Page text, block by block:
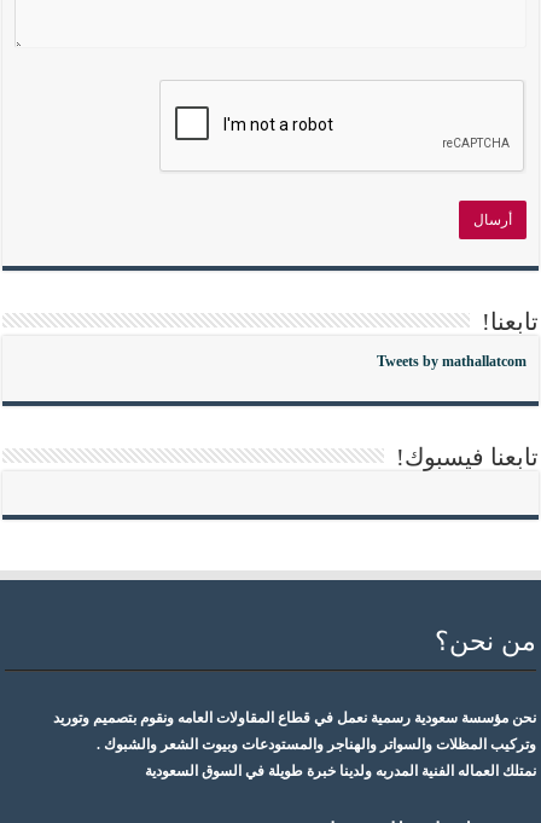
تابعنا!
Tweets by mathallatcom
تابعنا فيسبوك!
من نحن؟
نحن مؤسسة سعودية رسمية نعمل في قطاع المقاولات العامه ونقوم بتصميم وتوريد
وتركيب المظلات والسواتر والهناجر والمستودعات وبيوت الشعر والشبوك .
نمتلك العماله الفنية المدربه ولدينا خبرة طويلة في السوق السعودية